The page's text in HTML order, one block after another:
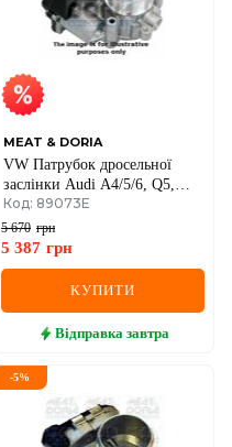
MEAT & DORIA
VW Патрубок дросельної
заслінки Audi A4/5/6, Q5,
Octavia II, SuperB II, Golf VI,
Passat, Tiguan 2.0TDI 05-
Код: 89073E
5 670 грн
5 387 грн
КУПИТИ
Відправка завтра
-5%